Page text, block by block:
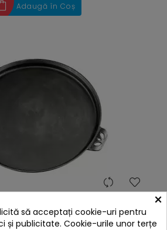
Adaugă în Coș
CIPZ14
299,00 lei
×
să acceptați cookie-uri pentru
și publicitate. Cookie-urile unor terțe